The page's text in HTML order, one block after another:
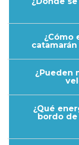
¿Cómo
¿Pueden
¿Qué
bordo de